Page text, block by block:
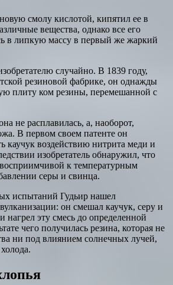
смолу кислотой, кипятил ее в
вещества, однако все его
в липкую массу в первый же жаркий
случайно. В 1839 году,
резиновой фабрике, он однажды
плиту ком резины, перемешанной с
не расплавилась, а, наоборот,
В первом своем патенте он
каучук воздействию нитрита меди и
изобретатель обнаружил, что
к температурным
серы и свинца.
испытаний Гудьир нашел
он смешал каучук, серу и
эту смесь до определенной
чего получилась резина, которая не
ни под влиянием солнечных лучей,